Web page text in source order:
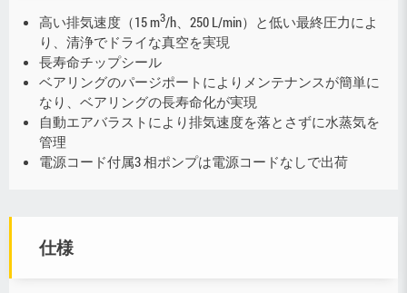
高い排気速度（15 m3/h、250 L/min）と低い最終圧力によ
り、清浄でドライな真空を実現
長寿命チップシール
ベアリングのパージポートによりメンテナンスが簡単に
なり、ベアリングの長寿命化が実現
自動エアバラストにより排気速度を落とさずに水蒸気を
管理
電源コード付属3 相ポンプは電源コードなしで出荷
仕様